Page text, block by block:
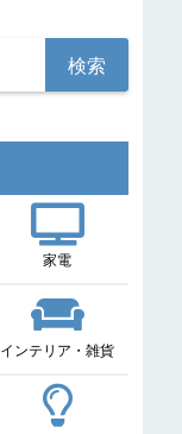
家電
インテリア・雑貨